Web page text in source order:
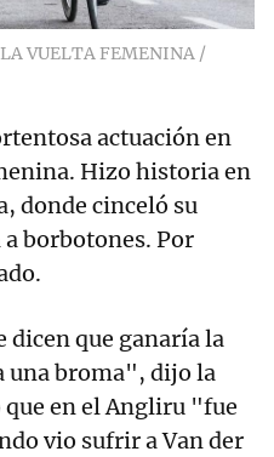
LA VUELTA FEMENINA /
actuación en
Hizo historia en
donde cinceló su
borbotones. Por
dicen que ganaría la
una broma", dijo la
que en el Angliru "fue
vio sufrir a Van der